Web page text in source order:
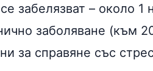
забелязват – около 1
заболяване (към
за справяне със